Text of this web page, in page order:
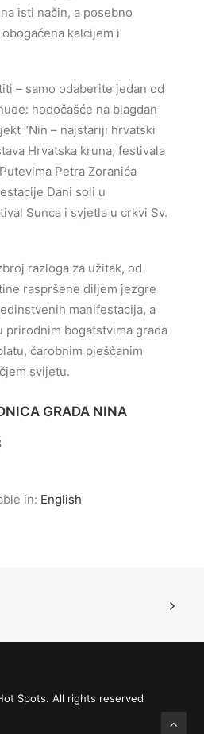
isti način, a posebno
kalcijem i
– samo odaberite jedan od
hodočašće na blagdan
“Nin – najstariji hrvatski
Hrvatska kruna, festivala
Petra Zoranića
Dani soli u
Sunca i svjetla u crkvi Sv.
razloga za užitak, od
raspršene diljem jezgre
manifestacija, a
prirodnim bogatstvima grada
čarobnim pješčanim
svijetu.
GRADA NINA
in: English
Spots. All rights reserved